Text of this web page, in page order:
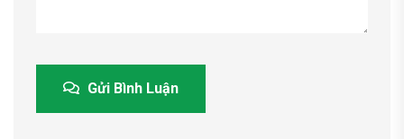
Gửi Bình Luận